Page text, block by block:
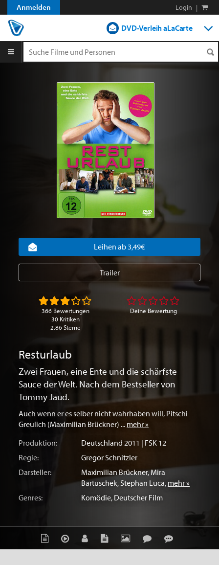
Anmelden Login |
DVD-Verleih aLaCarte
Shop
Blog
Resturlaub
Zwei Frauen, eine Ente und die schärfste
Sauce der Welt. Nach dem Bestseller von
Tommy Jaud.
Auch wenn er es selber nicht wahrhaben will, Pitschi
Greulich (Maximilian Brückner) ... mehr »
Produktion:
Deutschland 2011 | FSK 12
Regie:
Gregor Schnitzler
Darsteller:
Maximilian Brückner,Mira
Bartuschek, Stephan Luca, mehr »
Genres:
Komödie, Deutscher Film
Leihen ab 3,49€
Trailer
366 Bewertungen
30 Kritiken
2.86 Sterne
Deine Bewertung